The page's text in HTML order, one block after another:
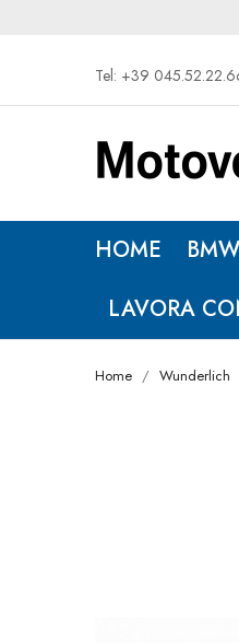
Tel: +39
HOME
LAVORA
Home Wunderlich